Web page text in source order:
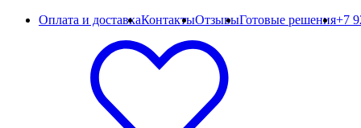
Оплата и доставкаКонтактыОтзывыГотовые решения+7